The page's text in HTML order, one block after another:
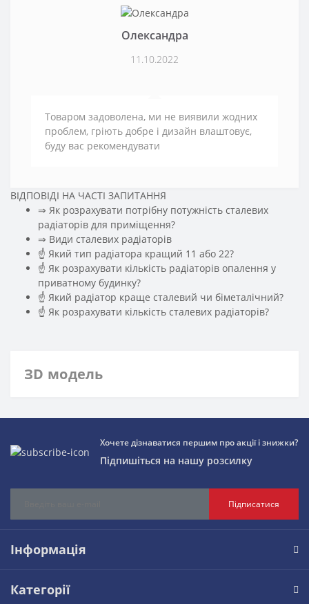
Олександра
11.10.2022
Товаром задоволена, ми не виявили жодних
проблем, гріють добре і дизайн влаштовує,
буду вас рекомендувати
ВІДПОВІДІ НА ЧАСТІ ЗАПИТАННЯ
⇒ Як розрахувати потрібну потужність сталевих
радіаторів для приміщення?
️⇒ Види сталевих радіаторів
☝ Який тип радіатора кращий 11 або 22?
☝ Як розрахувати кількість радіаторів опалення у
приватному будинку?
☝ Який радіатор краще сталевий чи біметалічний?
☝ Як розрахувати кількість сталевих радіаторів?
ЗD модель
Хочете дізнаватися першим про акції і знижки?
Підпишіться на нашу розсилку
Підписатися
Інформація
Категорії